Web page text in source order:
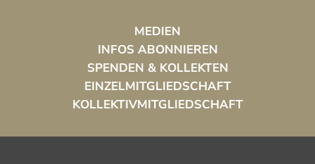
MEDIEN
INFOS ABONNIEREN
SPENDEN & KOLLEKTEN
EINZELMITGLIEDSCHAFT
KOLLEKTIVMITGLIEDSCHAFT